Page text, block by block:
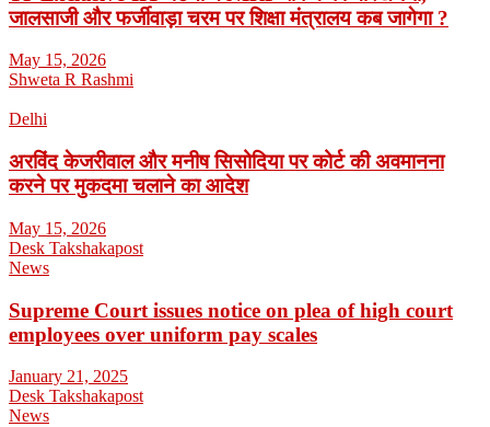
जालसाजी और फर्जीवाड़ा चरम पर शिक्षा मंत्रालय कब जागेगा ?
May 15, 2026
Shweta R Rashmi
Delhi
अरविंद केजरीवाल और मनीष सिसोदिया पर कोर्ट की अवमानना
करने पर मुकदमा चलाने का आदेश
May 15, 2026
Desk Takshakapost
News
Supreme Court issues notice on plea of high court
employees over uniform pay scales
January 21, 2025
Desk Takshakapost
News